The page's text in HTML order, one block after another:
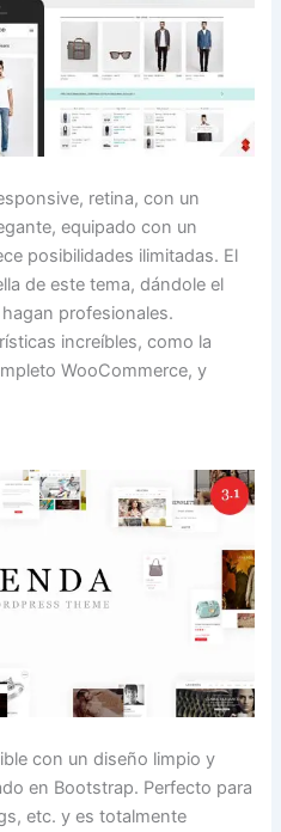
retina, con un
equipado con un
posibilidades ilimitadas. El
de este tema, dándole el
profesionales.
increíbles, como la
WooCommerce, y
con un diseño limpio y
en Bootstrap. Perfecto para
etc. y es totalmente